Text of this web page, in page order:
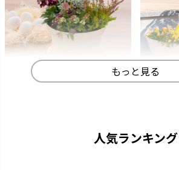
もっと見る
人気ランキング